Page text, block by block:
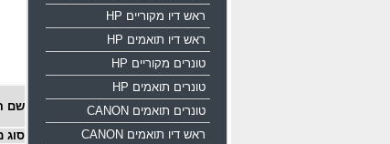
שם
סוג
ראש דיו מקוריים HP
ראש דיו תואמים HP
טונרים מקוריים HP
טונרים תואמים HP
טונרים תואמים CANON
ראש דיו תואמים CANON